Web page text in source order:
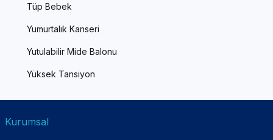
Tüp Bebek
Yumurtalık Kanseri
Yutulabilir Mide Balonu
Yüksek Tansiyon
Kurumsal